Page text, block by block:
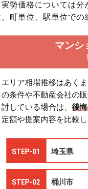
勢価格については分
町単位、駅単位での
マンシ
エリア相場推移はあく
の条件や不動産会社の
討している場合は、 後
定額や提案内容を比較し